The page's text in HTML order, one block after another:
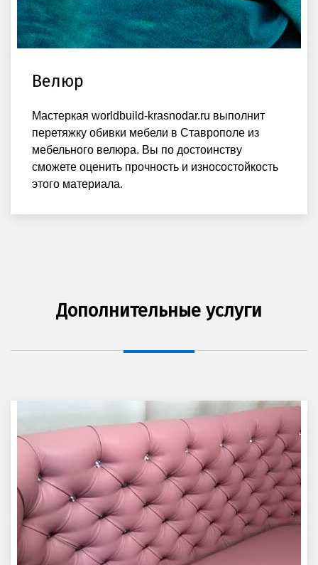
Велюр
Мастеркая worldbuild-krasnodar.ru выполнит
перетяжку обивки мебели в Ставрополе из
мебельного велюра. Вы по достоинству
сможете оценить прочность и износостойкость
этого материала.
Дополнительные услуги